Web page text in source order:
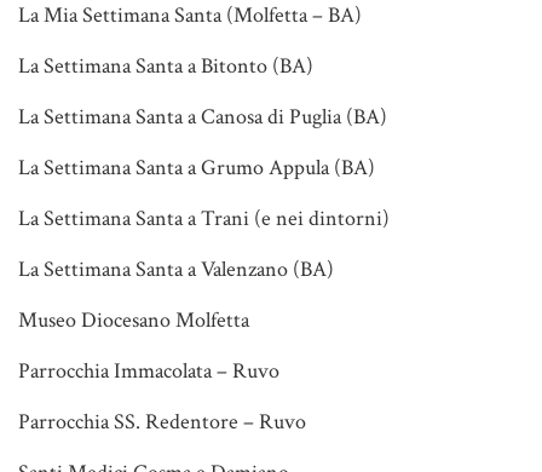
La Mia Settimana Santa (Molfetta – BA)
La Settimana Santa a Bitonto (BA)
La Settimana Santa a Canosa di Puglia (BA)
La Settimana Santa a Grumo Appula (BA)
La Settimana Santa a Trani (e nei dintorni)
La Settimana Santa a Valenzano (BA)
Museo Diocesano Molfetta
Parrocchia Immacolata – Ruvo
Parrocchia SS. Redentore – Ruvo